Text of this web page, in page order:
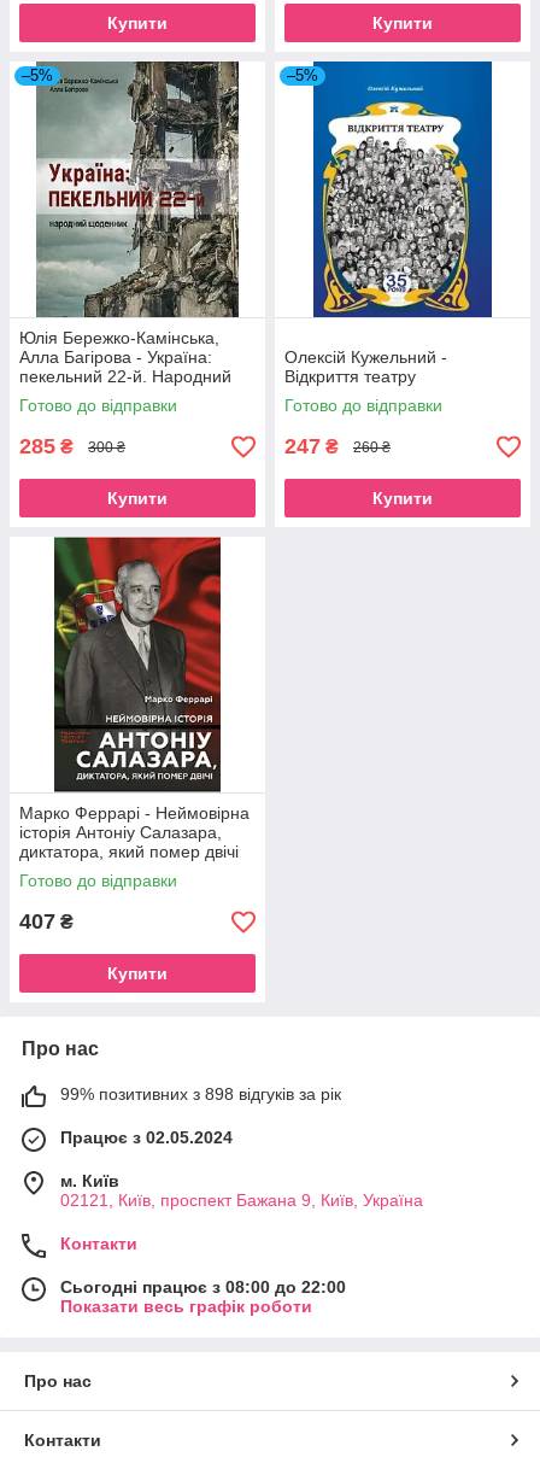
Купити Купити
–5%
Юлія Бережко-Камінська,
Алла Багірова - Україна:
пекельний 22-й. Народний
щоденник
Готово до відправки
285 ₴ 300 ₴
Купити
–5%
Олексій Кужельний -
Відкриття театру
Готово до відправки
247 ₴ 260 ₴
Купити
Марко Феррарі - Неймовірна
історія Антоніу Салазара,
диктатора, який помер двічі
Готово до відправки
407 ₴
Купити
Про нас
99% позитивних з 898 відгуків за рік
Працює з 02.05.2024
м. Київ
02121, Київ, проспект Бажана 9, Київ, Україна
Контакти
Сьогодні працює з 08:00 до 22:00
Показати весь графік роботи
Про нас
Контакти